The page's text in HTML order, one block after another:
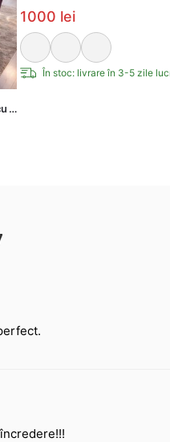
6 scaune, model 331-1
1000 lei
În stoc: livrare în 3-5 zile